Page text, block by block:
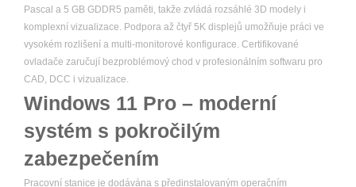
Pascal a 5 GB GDDR5 paměti, takže zvládá rozsáhlé 3D modely i
komplexní vizualizace. Podpora až čtyř 5K displejů umožňuje práci ve
vysokém rozlišení a multi-monitorové konfigurace. Certifikované
ovladače zaručují bezproblémový chod v profesionálním softwaru pro
CAD, DCC i vizualizace.
Windows 11 Pro – moderní
systém s pokročilým
zabezpečením
Pracovní stanice je dodávána s předinstalovaným operačním